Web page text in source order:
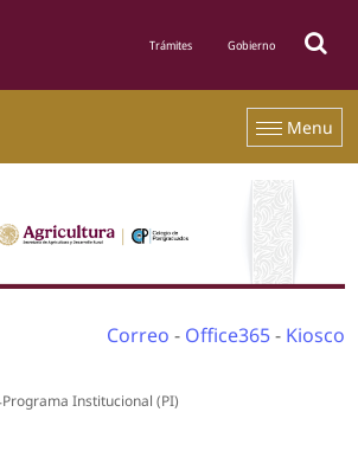
Menu
Correo - Office365- Kiosco
Programa Institucional (PI)